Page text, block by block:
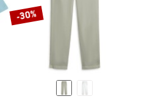
-30%